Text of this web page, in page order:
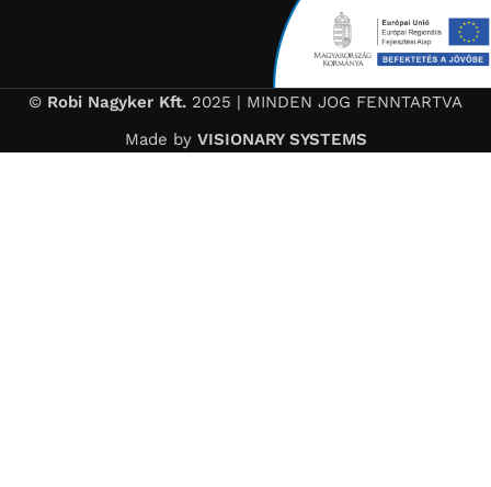
© Robi Nagyker Kft. 2025 | MINDEN JOG FENNTARTVA
Made by VISIONARY SYSTEMS